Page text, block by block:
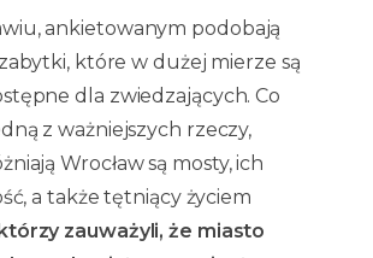
ankietowanym podobają
które w dużej mierze są
dla zwiedzających. Co
z ważniejszych rzeczy,
Wrocław są mosty, ich
a także tętniący życiem
zauważyli, że miasto